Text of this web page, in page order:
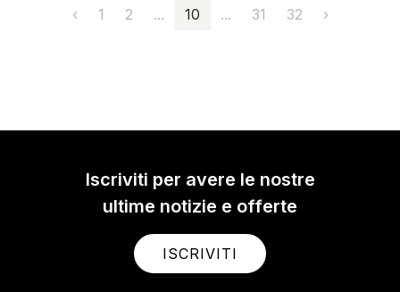
‹ 1 2 ... 10 ... 31 32 ›
Iscriviti per avere le nostre
ultime notizie e offerte
ISCRIVITI